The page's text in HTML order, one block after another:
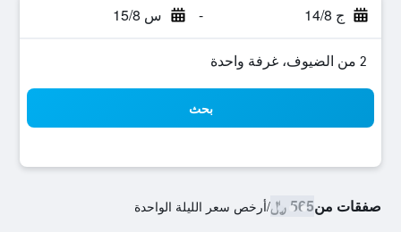
ج 14/8 - س 15/8
2 من الضيوف، غرفة واحدة
بحث
صفقات من565 ﷼ /أرخص سعر الليلة الواحدة